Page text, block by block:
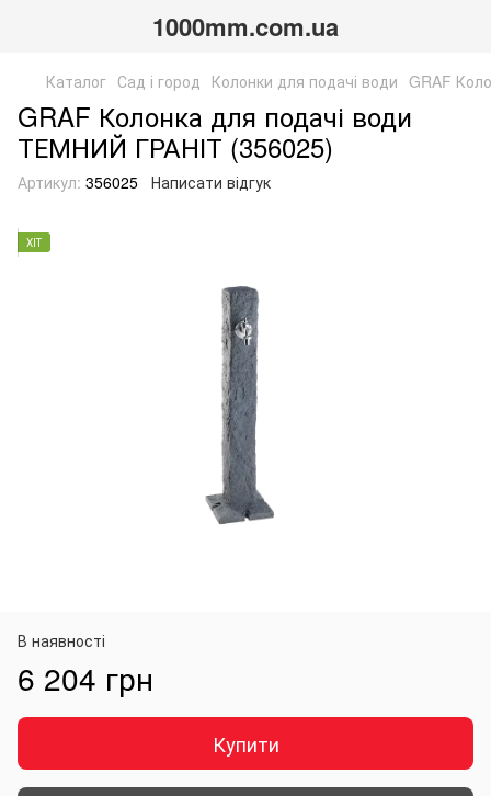
1000mm.com.ua
Каталог Сад і город Колонки для подачі води GRAF
GRAF Колонка для подачі води
ТЕМНИЙ ГРАНІТ (356025)
Артикул: 356025 Написати відгук
ХІТ
В наявності
6 204 грн
Купити